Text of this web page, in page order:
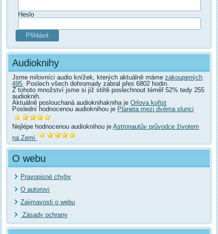
Heslo
Audioknihy
Jsme milovníci audio knížek, kterých aktuálně mámezakoupených
495 . Poslech všech dohromady zabral přes 6802 hodin.
Z tohoto množství jsme si již stihli poslechnout téměř 52% tedy 255
audioknih.
Aktuálně poslouchaná audioknihakniha jeOrlova kořist
Poslední hodnocenou audioknihou je Planeta mezi dvěma slunci
Nejlépe hodnocenou audioknihou jeAstronautův průvodce životem
na Zemi
O webu
Pravopisné chyby
O autorovi
Zajimavosti o webu
Zásady ochrany